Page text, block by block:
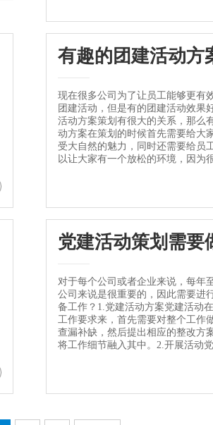
有趣的团建活动方
现在很多公司为了让员工能够更有
团建活动，但是有的团建活动效果
活动方案策划有很大的关系，那么
动方案在策划的时候首先需要给大
受大自然的魅力，同时还需要给员
以让大家有一个放松的环境，因为
党建活动策划需要
对于每个公司或者企业来说，每年
公司来说是很重要的，因此需要进
备工作？1.党建活动方案党建活动
工作要求来，首先需要对整个工作
查漏补缺，然后提出相应的整改方
将工作细节融入其中。2.开展活动